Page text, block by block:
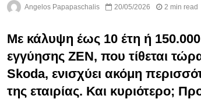
Angelos Papapaschalis 20/05/2026 2 min read
Με κάλυψη έως 10 έτη ή
εγγύησης ZEN, που τίθεται
Skoda, ενισχύει ακόμη
της εταιρίας. Και κυριότερο;